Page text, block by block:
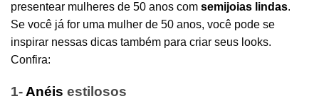
presentear mulheres de 50 anos com semijoias lindas.
Se você já for uma mulher de 50 anos, você pode se
inspirar nessas dicas também para criar seus looks.
Confira:
1- Anéis estilosos